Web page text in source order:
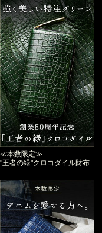
≪本数限定≫
"王者の緑"クロコダイル財布